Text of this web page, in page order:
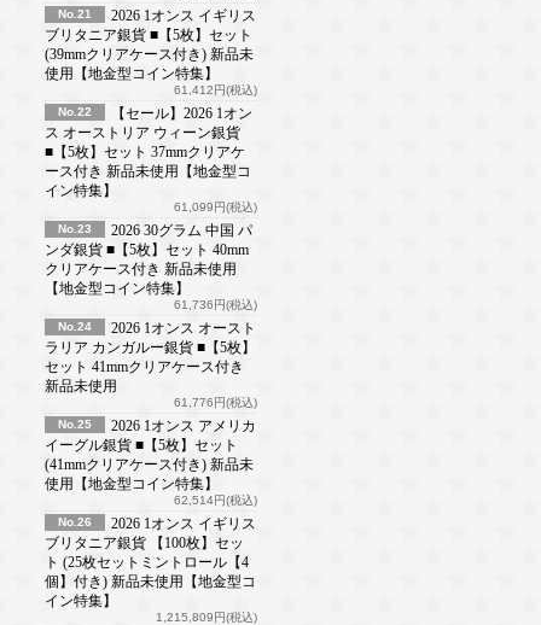
No.21
2026 1オンス イギリス
ブリタニア銀貨 ■【5枚】セット
(39mmクリアケース付き) 新品未
使用【地金型コイン特集】
61,412円(税込)
No.22
【セール】2026 1オン
ス オーストリア ウィーン銀貨
■【5枚】セット 37mmクリアケ
ース付き 新品未使用【地金型コ
イン特集】
61,099円(税込)
No.23
2026 30グラム 中国 パ
ンダ銀貨 ■【5枚】セット 40mm
クリアケース付き 新品未使用
【地金型コイン特集】
61,736円(税込)
No.24
2026 1オンス オースト
ラリア カンガルー銀貨 ■【5枚】
セット 41mmクリアケース付き
新品未使用
61,776円(税込)
No.25
2026 1オンス アメリカ
イーグル銀貨 ■【5枚】セット
(41mmクリアケース付き) 新品未
使用【地金型コイン特集】
62,514円(税込)
No.26
2026 1オンス イギリス
ブリタニア銀貨 【100枚】セッ
ト (25枚セットミントロール【4
個】付き) 新品未使用【地金型コ
イン特集】
1,215,809円(税込)